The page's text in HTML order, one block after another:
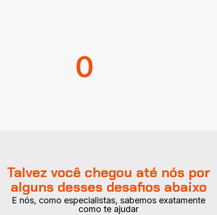
0
Talvez você chegou até nós por
alguns desses desafios abaixo
E nós, como especialistas, sabemos exatamente
como te ajudar